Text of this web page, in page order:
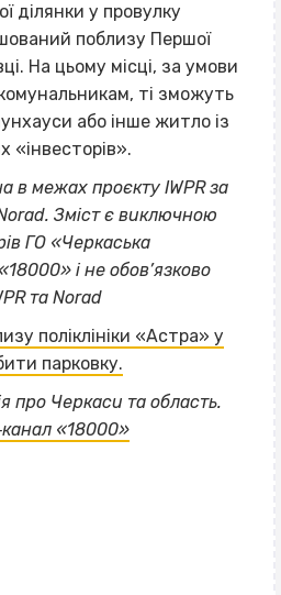
ділянки у провулку
поблизу Першої
На цьому місці, за умови
ті зможуть
або інше житло із
«інвесторів».
в межах проєкту IWPR за
Зміст є виключною
ГО «Черкаська
і не обов’язково
та Norad
поліклініки «Астра» у
парковку.
про Черкаси та область.
«18000»